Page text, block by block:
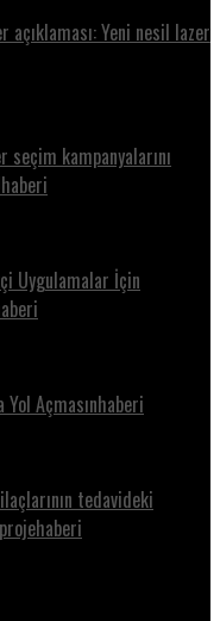
açıklaması: Yeni nesil lazer
seçim kampanyalarını
Uygulamalar İçin
Yol Açmasınhaberi
tedavideki